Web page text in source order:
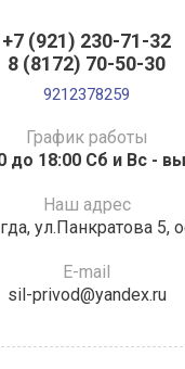
+7 (921) 230-71-32
8 (8172) 70-50-30
9212378259
График работы
до 18:00 Сб и Вс -
Наш адрес
ул.Панкратова 5,
E-mail
sil-privod@yandex.ru